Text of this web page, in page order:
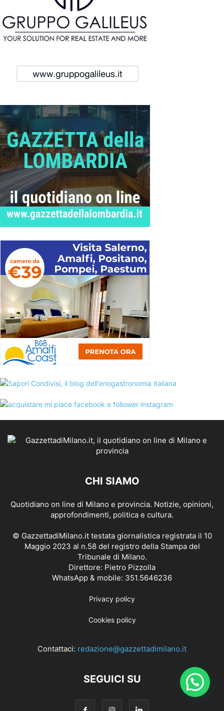
CHI SIAMO
Quotidiano on line di Milano e provincia. Notizie, opinioni,
approfondimenti, politica e cultura.
© GazzettadiMilano.it testata giornalistica registrata il 10
Maggio 2023 al n.58 del registro della Stampa del
Tribunale di Milano.
Direttore: Pietro Pizzolla
WhatsApp & mobile: 351.5646236
Privacy policy
Cookies policy
Contattaci: redazione@gazzettadimilano.it
SEGUICI SU